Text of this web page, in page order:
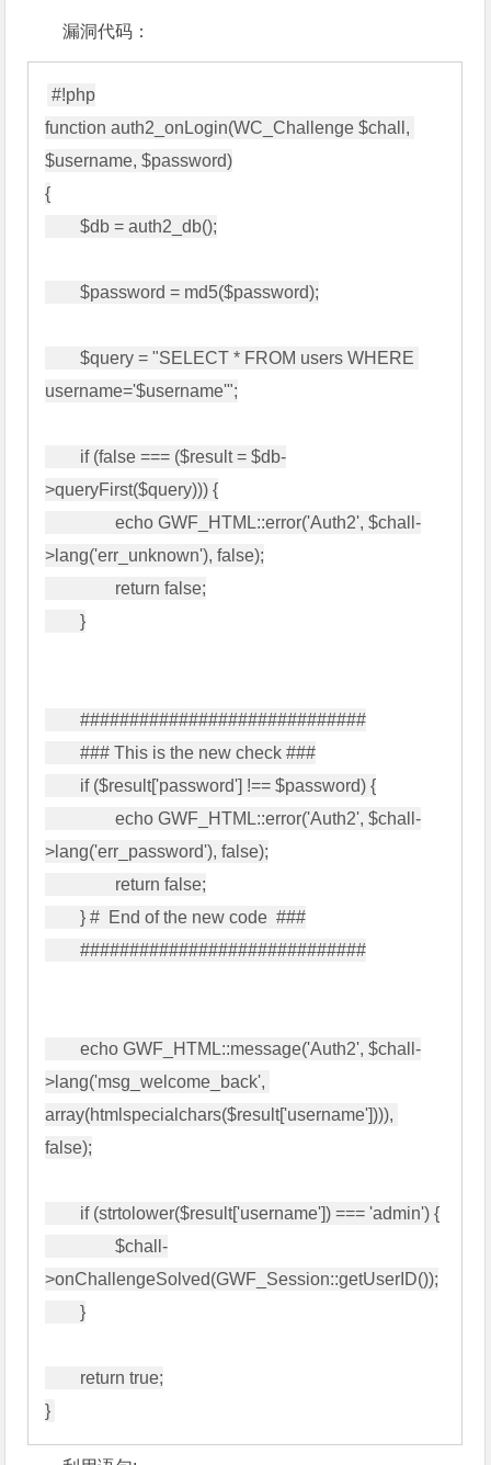
漏洞代码：
#!php
function auth2_onLogin(WC_Challenge $chall,
$username, $password)
{
        $db = auth2_db();
        $password = md5($password);
        $query = "SELECT * FROM users WHERE
username='$username'";
>queryFirst($query))) {
                echo GWF_HTML::error('Auth2', $chall-
>lang('err_unknown'), false);
        }
        #############################
        ### This is the new check ###
                echo GWF_HTML::error('Auth2', $chall-
>lang('err_password'), false);
        } #  End of the new code  ###
        #############################
        echo GWF_HTML::message('Auth2', $chall-
>lang('msg_welcome_back',
array(htmlspecialchars($result['username']))),
false);
                $chall-
>onChallengeSolved(GWF_Session::getUserID());
        }